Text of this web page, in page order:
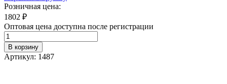
Розничная цена:
1802 ₽
Оптовая цена доступна после регистрации
В корзину
Артикул: 1487